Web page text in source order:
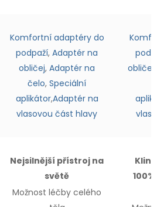
Komfortní adaptéry do
podpaží, Adaptér na
obličej, Adaptér na
čelo, Speciální
aplikátor,Adaptér na
vlasovou část hlavy
obličej
Nejsilnější přístroj na
světě
Možnost léčby celého